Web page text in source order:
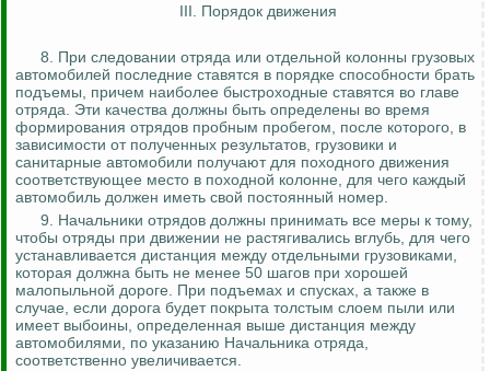
III. Порядок движения
8. При следовании отряда или отдельной колонны грузовых
автомобилей последние ставятся в порядке способности брать
подъемы, причем наиболее быстроходные ставятся во главе
отряда. Эти качества должны быть определены во время
формирования отрядов пробным пробегом, после которого, в
зависимости от полученных результатов, грузовики и
санитарные автомобили получают для походного движения
соответствующее место в походной колонне, для чего каждый
автомобиль должен иметь свой постоянный номер.
9. Начальники отрядов должны принимать все меры к тому,
чтобы отряды при движении не растягивались вглубь, для чего
устанавливается дистанция между отдельными грузовиками,
которая должна быть не менее 50 шагов при хорошей
малопыльной дороге. При подъемах и спусках, а также в
случае, если дорога будет покрыта толстым слоем пыли или
имеет выбоины, определенная выше дистанция между
автомобилями, по указанию Начальника отряда,
соответственно увеличивается.